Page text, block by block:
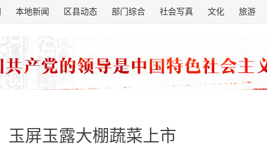
本地新闻 区县动态 部门综合 社会写真 文化 旅游
玉屏玉露大棚蔬菜上市